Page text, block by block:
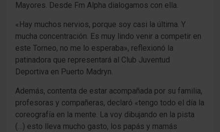
Mayores. Desde Fm Alpha dialogamos con ella.
«Hay muchos nervios, porque soy casi la última. Y
mucha concentración. Es muy lindo venir a competir en
este Torneo, no me lo esperaba», reflexionó la
patinadora que representará al Club Juventud
Deportiva en Puerto Madryn.
Además, contenta de estar acompañada por su familia,
profesoras y compañeras, declaró «tengo todo el día la
coreografía en la mente. La voy dibujando en la pista
(…) esto lleva mucho gasto, los papás y mamás